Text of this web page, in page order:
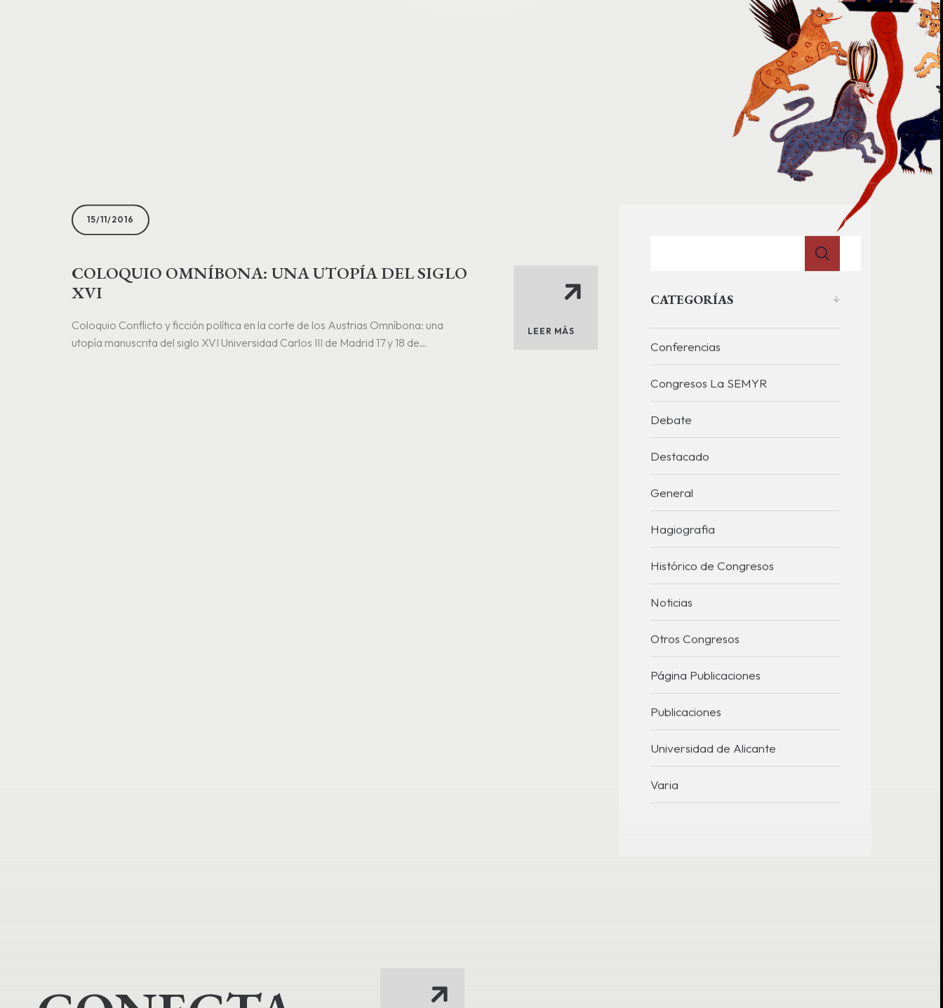
15/11/2016
COLOQUIO OMNÍBONA: UNA UTOPÍA DEL SIGLO
XVI
Coloquio Conflicto y ficción política en la corte de los Austrias Omníbona: una
utopía manuscrita del siglo XVI Universidad Carlos III de Madrid 17 y 18 de
LEER MÁS
CATEGORÍAS
Conferencias
Congresos La SEMYR
Debate
Destacado
General
Hagiografia
Histórico de Congresos
Noticias
Otros Congresos
Página Publicaciones
Publicaciones
Universidad de Alicante
Varia